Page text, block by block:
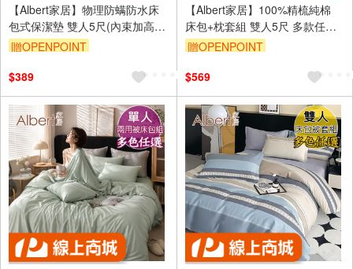
【Albert家居】物理防螨防水床
包式保潔墊 雙人5尺(內束加高型
38cm/台灣製造/ 5x6.2尺)
贈OPENPOINT
$389
【Albert家居】100%精梳純棉
床包+枕套組 雙人5尺 多款任選
(台灣製造/40支200織/5x6.2尺)
贈OPENPOINT
$569